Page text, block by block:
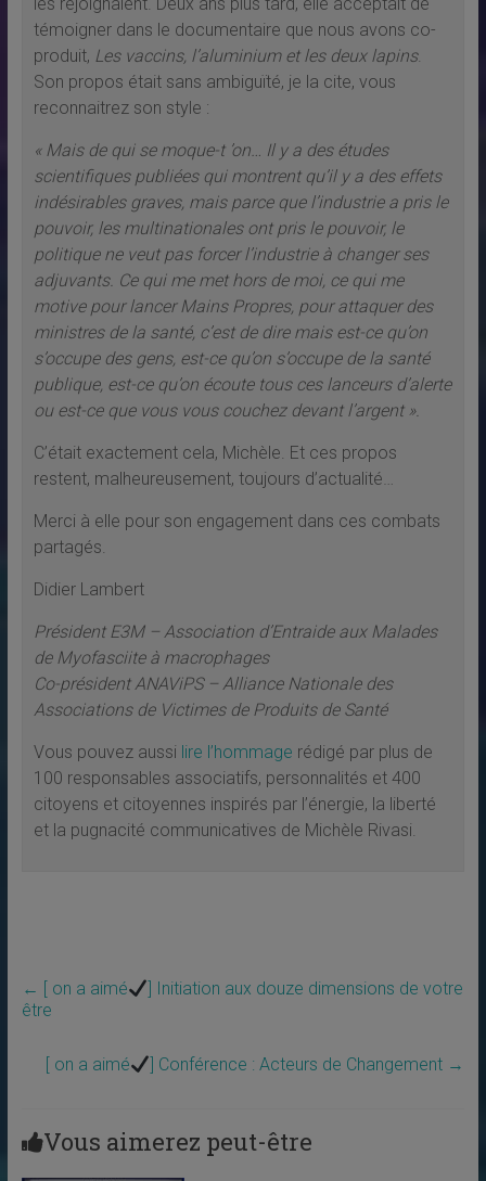
témoigner dans le documentaire que nous avons co-
produit, Les vaccins, l’aluminium et les deux lapins.
Son propos était sans ambiguïté, je la cite, vous
reconnaitrez son style :
« Mais de qui se moque-t ’on… Il y a des études
scientifiques publiées qui montrent qu’il y a des effets
indésirables graves, mais parce que l’industrie a pris le
pouvoir, les multinationales ont pris le pouvoir, le
politique ne veut pas forcer l’industrie à changer ses
adjuvants. Ce qui me met hors de moi, ce qui me
motive pour lancer Mains Propres, pour attaquer des
ministres de la santé, c’est de dire mais est-ce qu’on
s’occupe des gens, est-ce qu’on s’occupe de la santé
publique, est-ce qu’on écoute tous ces lanceurs d’alerte
ou est-ce que vous vous couchez devant l’argent ».
C’était exactement cela, Michèle. Et ces propos
restent, malheureusement, toujours d’actualité…
Merci à elle pour son engagement dans ces combats
partagés.
Didier Lambert
Président E3M – Association d’Entraide aux Malades
de Myofasciite à macrophages
Co-président ANAViPS – Alliance Nationale des
Associations de Victimes de Produits de Santé
Vous pouvez aussi lire l’hommage rédigé par plus de
100 responsables associatifs, personnalités et 400
citoyens et citoyennes inspirés par l’énergie, la liberté
et la pugnacité communicatives de Michèle Rivasi.
← [ on a aimé
] Initiation aux douze dimensions de votre
être
[ on a aimé ] Conférence : Acteurs de Changement →
Vous aimerez peut-être